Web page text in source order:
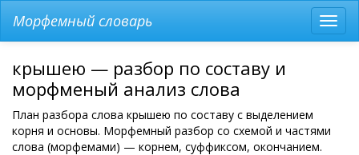
меню
Морфемный словарь
крышею — разбор по составу и
морфменый анализ слова
План разбора слова крышею по составу с выделением
корня и основы. Морфемный разбор со схемой и частями
слова (морфемами) — корнем, суффиксом, окончанием.